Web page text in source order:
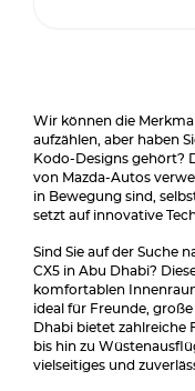
Wir können die
aufzählen, aber haben
Kodo-Designs gehört?
von Mazda-Autos
in Bewegung sind,
setzt auf innovative
Sind Sie auf der Suche
CX5 in Abu Dhabi?
komfortablen
ideal für Freunde,
Dhabi bietet zahlreiche
bis hin zu
vielseitiges und